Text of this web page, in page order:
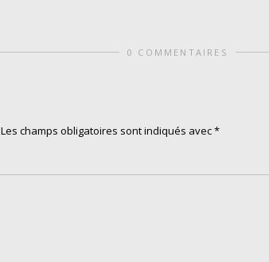
0 COMMENTAIRES
Les champs obligatoires sont indiqués avec*